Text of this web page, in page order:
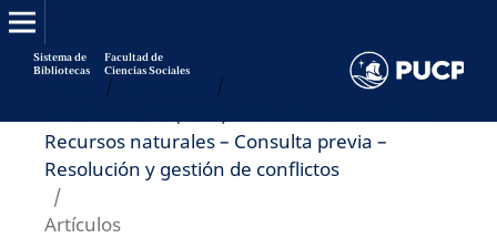
Sistema de
Bibliotecas
Facultad de
Ciencias Sociales
/
/
Recursos naturales – Consulta previa –
Resolución y gestión de conflictos
/
Artículos